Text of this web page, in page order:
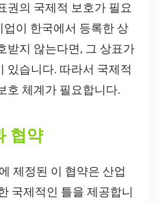
권의 국제적 보호가 필요
업이 한국에서 등록한 상
받지 않는다면, 그 상표가
있습니다. 따라서 국제적
호 체계가 필요합니다.
협약
제정된 이 협약은 산업
국제적인 틀을 제공합니